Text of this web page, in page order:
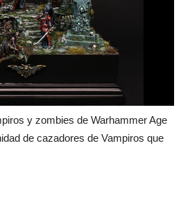
y zombies de Warhammer Age
de cazadores de Vampiros que